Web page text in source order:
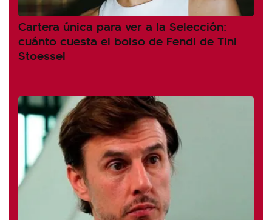
Cartera única para ver a la Selección:
cuánto cuesta el bolso de Fendi de Tini
Stoessel